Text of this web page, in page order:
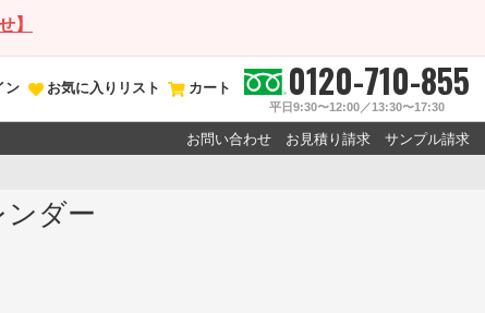
】
ン お気に入りリスト カート 0120-710-855
平日9:30〜12:00／13:30〜17:30
お問い合わせ お見積り請求 サンプル請求
ンダー